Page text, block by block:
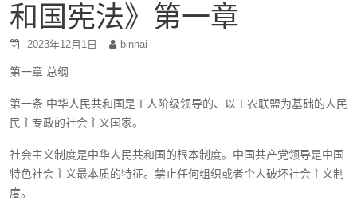
和国宪法》第一章
2023年12月1日 binhai
第一章 总纲
第一条 中华人民共和国是工人阶级领导的、以工农联盟为基础的人民
民主专政的社会主义国家。
社会主义制度是中华人民共和国的根本制度。中国共产党领导是中国
特色社会主义最本质的特征。禁止任何组织或者个人破坏社会主义制
度。